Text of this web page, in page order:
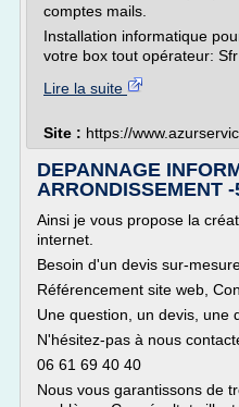
comptes mails.
Installation informatique
votre box tout opérateur:
Lire la suite
Site : https://
DEPANNAGE
ARRONDISSEMENT -
Ainsi je vous propose la
internet.
Besoin d'un devis sur-
Référencement site web,
Une question, un devis, une
N'hésitez-pas à nous
06 61 69 40 40
Nous vous garantissons de